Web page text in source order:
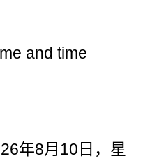
and time
年8月10日，星